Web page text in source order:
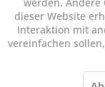
dieser Website
Interaktion mit
vereinfachen